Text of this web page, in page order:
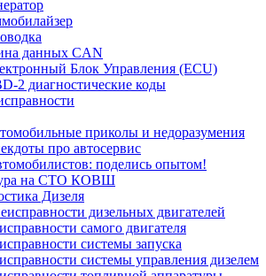
данных CAN
Блок Управления (ECU)
2 диагностические коды
приколы и недоразумения
про автосервис
поделись опытом!
на СТО КОВШ
Дизеля
дизельных двигателей
самого двигателя
системы запуска
системы управления дизелем